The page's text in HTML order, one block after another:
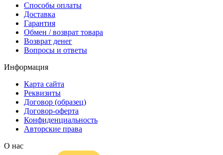
Способы оплаты
Доставка
Гарантия
Обмен / возврат товара
Возврат денег
Вопросы и ответы
Информация
Карта сайта
Реквизиты
Договор (образец)
Договор-оферта
Конфиденциальность
Авторские права
О нас